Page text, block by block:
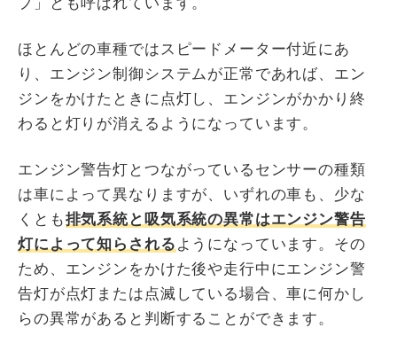
ほとんどの車種ではスピードメーター付近にあ
り、エンジン制御システムが正常であれば、エン
ジンをかけたときに点灯し、エンジンがかかり終
わると灯りが消えるようになっています。
エンジン警告灯とつながっているセンサーの種類
は車によって異なりますが、いずれの車も、少な
くとも排気系統と吸気系統の異常はエンジン警告
灯によって知らされる ようになっています。その
ため、エンジンをかけた後や走行中にエンジン警
告灯が点灯または点滅している場合、車に何かし
らの異常があると判断することができます。